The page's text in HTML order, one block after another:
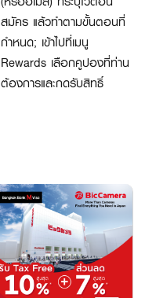
สมัคร แล้วทำตามขั้นตอนที่
กำหนด; เข้าไปที่เมนู
Rewards เลือกคูปองที่ท่าน
ต้องการและกดรับสิทธิ์